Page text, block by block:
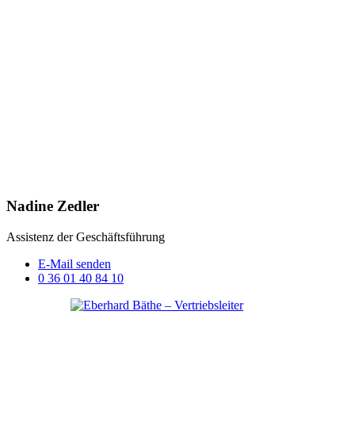
Nadine Zedler
Assistenz der Geschäftsführung
E-Mail senden
0 36 01 40 84 10